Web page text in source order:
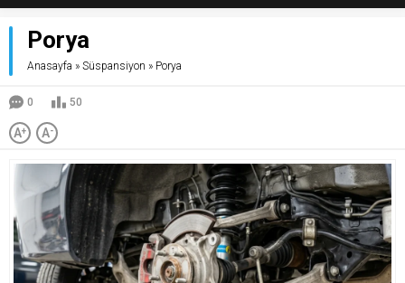
Porya
Anasayfa » Süspansiyon » Porya
0 50
A+ A-